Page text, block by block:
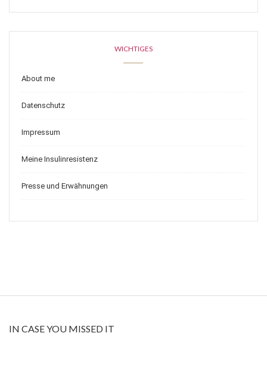
WICHTIGES
About me
Datenschutz
Impressum
Meine Insulinresistenz
Presse und Erwähnungen
IN CASE YOU MISSED IT